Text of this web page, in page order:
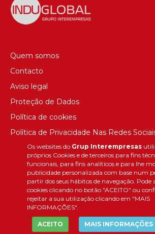
Os websites do Grup Interempresas
próprios Cookies e de terceiros para fins
funcionais, para fins analíticos e para lhe
publicidade personalizada com base num
partir dos seus hábitos de navegação. Pode
cookies clicando no botão "ACEITO" ou
rejeitar a sua utilização clicando em "MAIS
INFORMAÇÕES".
ACEITO MAIS INFORMAÇÕES
Quem somos
Contacto
Aviso legal
Proteção de Dados
Política de cookies
Política de Privacidade Nas Redes
Canal de denúncias
Colaborações editoriais